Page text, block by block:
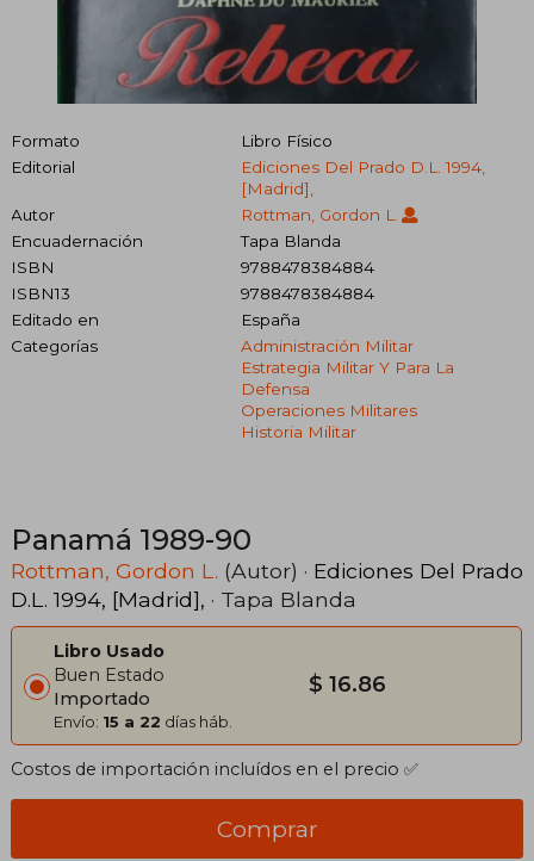
Formato
Libro Físico
Editorial
Ediciones Del Prado D.L. 1994,
[Madrid],
Autor
Rottman, Gordon L.
Encuadernación
Tapa Blanda
ISBN
9788478384884
ISBN13
9788478384884
Editado en
España
Categorías
Administración Militar
Estrategia Militar Y Para La
Defensa
Operaciones Militares
Historia Militar
Panamá 1989-90
Rottman, Gordon L. (Autor) · Ediciones Del Prado
D.L. 1994, [Madrid], · Tapa Blanda
Libro Usado
Buen Estado
Importado
Envío: 15 a 22 días háb.
$ 16.86
Costos de importación incluídos en el precio ✅
Comprar